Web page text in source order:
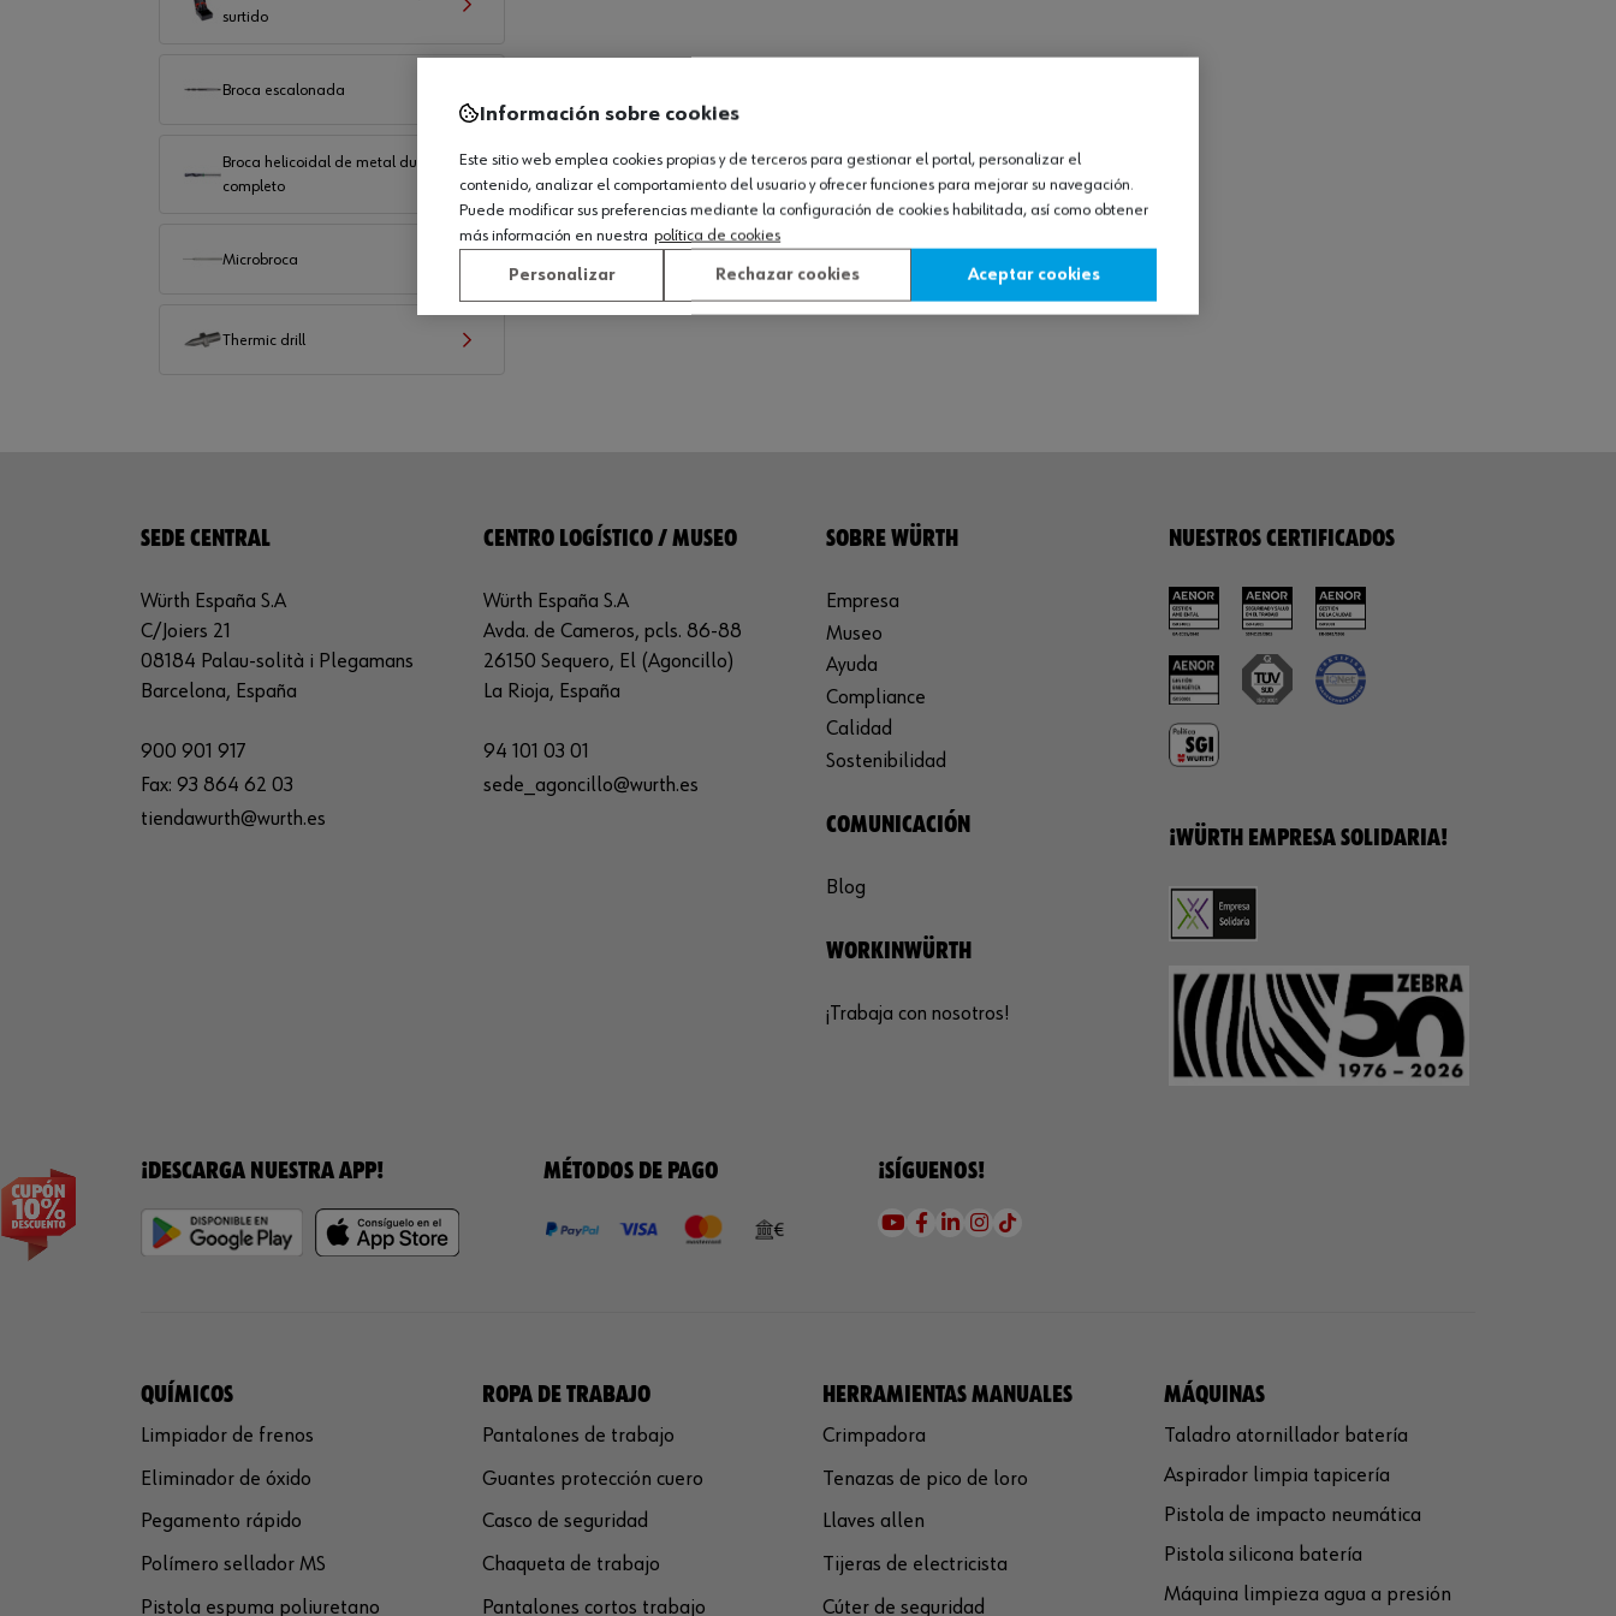
surtido
Broca escalonada
Broca helicoidal de metal duro
completo
Microbroca
Thermic drill
SEDE CENTRAL
Würth España S.A
C/Joiers 21
08184 Palau-solità i Plegamans
Barcelona, España
900 901 917
Fax: 93 864 62 03
tiendawurth@wurth.es
CENTRO LOGÍSTICO / MUSEO
Würth España S.A
Avda. de Cameros, pcls. 86-88
26150 Sequero, El (Agoncillo)
La Rioja, España
94 101 03 01
sede_agoncillo@wurth.es
SOBRE WÜRTH
Empresa
Museo
Ayuda
Compliance
Calidad
Sostenibilidad
COMUNICACIÓN
Blog
WORKINWÜRTH
¡Trabaja con nosotros!
NUESTROS CERTIFICADOS
¡WÜRTH EMPRESA SOLIDARIA!
¡DESCARGA NUESTRA APP! MÉTODOS DE PAGO ¡SÍGUENOS!
QUÍMICOS
Limpiador de frenos
Eliminador de óxido
Pegamento rápido
Polímero sellador MS
Pistola espuma poliuretano
ROPA DE TRABAJO
Pantalones de trabajo
Guantes protección cuero
Casco de seguridad
Chaqueta de trabajo
Pantalones cortos trabajo
HERRAMIENTAS MANUALES
Crimpadora
Tenazas de pico de loro
Llaves allen
Tijeras de electricista
Cúter de seguridad
MÁQUINAS
Taladro atornillador batería
Aspirador limpia tapicería
Pistola de impacto neumática
Pistola silicona batería
Máquina limpieza agua a presión
Información sobre cookies
Este sitio web emplea cookies propias y de terceros para gestionar el portal, personalizar el
contenido, analizar el comportamiento del usuario y ofrecer funciones para mejorar su navegación.
Puede modificar sus preferencias mediante la configuración de cookies habilitada, así como obtener
más información en nuestra política de cookies
Personalizar Rechazar cookies Aceptar cookies